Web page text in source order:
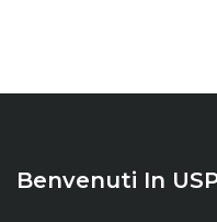
Benvenuti In